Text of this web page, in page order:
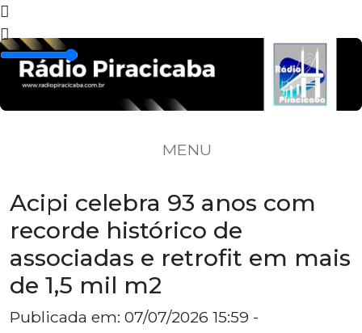
MENU
Acipi celebra 93 anos com
recorde histórico de
associadas e retrofit em mais
de 1,5 mil m2
Publicada em: 07/07/2026 15:59 -